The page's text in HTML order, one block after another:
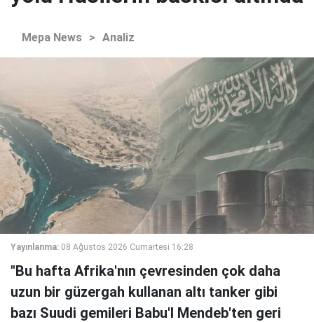
Mepa News > Analiz
Yayınlanma: 08 Ağustos 2026 Cumartesi 16:28
"Bu hafta Afrika'nın çevresinden çok daha
uzun bir güzergah kullanan altı tanker gibi
bazı Suudi gemileri Babu'l Mendeb'ten geri